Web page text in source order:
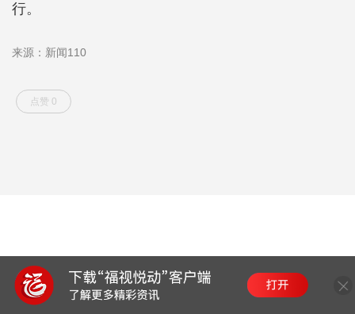
行。
来源：新闻110
点赞 0